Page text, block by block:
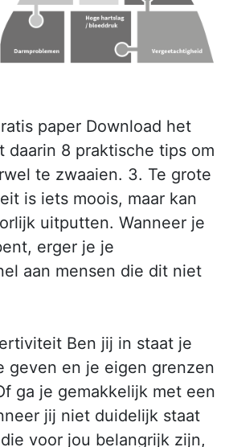
paper Download het
daarin 8 praktische tips om
te zwaaien. 3. Te grote
is iets moois, maar kan
uitputten. Wanneer je
erger je je
aan mensen die dit niet
Ben jij in staat je
geven en je eigen grenzen
ga je gemakkelijk met een
jij niet duidelijk staat
voor jou belangrijk zijn,